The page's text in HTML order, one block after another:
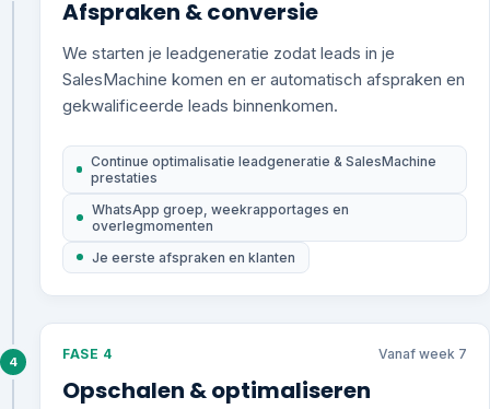
Afspraken & conversie
We starten je leadgeneratie zodat leads in je
SalesMachine komen en er automatisch afspraken en
gekwalificeerde leads binnenkomen.
Continue optimalisatie leadgeneratie & SalesMachine
prestaties
WhatsApp groep, weekrapportages en
overlegmomenten
Je eerste afspraken en klanten
4 FASE 4 Vanaf week 7
Opschalen & optimaliseren